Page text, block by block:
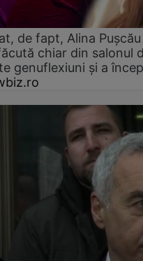
de fapt, Alina
chiar din salonul
genuflexiuni și a